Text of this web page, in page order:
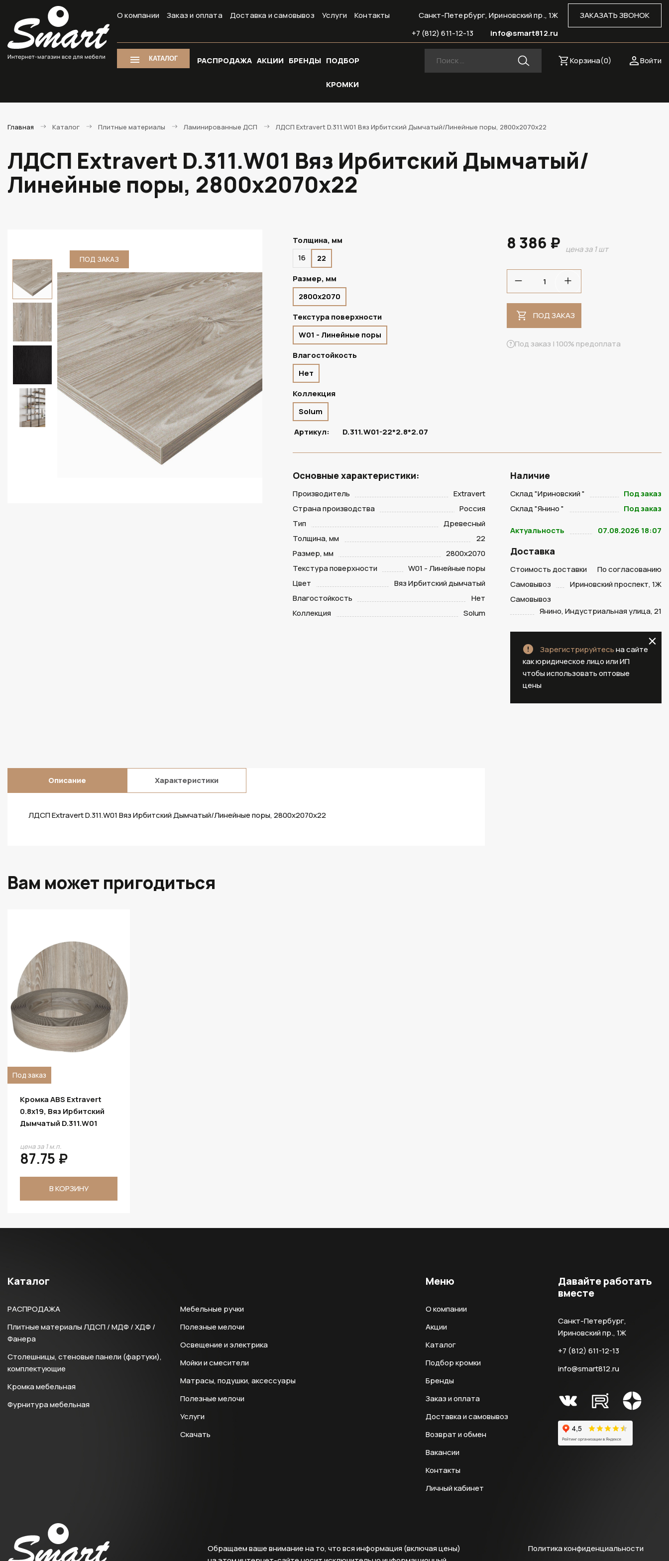
О компании Заказ и оплата Доставка и самовывоз Услуги Контакты ЗАКАЗАТЬ ЗВОНОК
Санкт-Петербург, Ириновский пр., 1Ж
info@smart812.ru
+7 (812) 611-12-13
КАТАЛОГ РАСПРОДАЖА АКЦИИ БРЕНДЫ ПОДБОР
КРОМКИ
Войти
Корзина(0)
Главная Каталог Плитные материалы Ламинированные ДСП ЛДСП Extravert D.311.W01 Вяз Ирбитский Дымчатый/Линейные поры, 2800х2070х22
ЛДСП Extravert D.311.W01 Вяз Ирбитский Дымчатый/
Линейные поры, 2800х2070х22
ПОД ЗАКАЗ ПОД ЗАКАЗ
Толщина, мм
16
22
Размер, мм
2800х2070
Текстура поверхности
W01 - Линейные поры
Влагостойкость
Нет
Коллекция
Solum
Артикул:
D.311.W01-22*2.8*2.07
8 386 ₽ цена за 1 шт
ПОД ЗАКАЗ
Под заказ | 100% предоплата
Основные характеристики:
Производитель
Extravert
Страна производства
Россия
Тип
Древесный
Толщина, мм
22
Размер, мм
2800х2070
Текстура поверхности
W01 - Линейные поры
Цвет
Вяз Ирбитский дымчатый
Влагостойкость
Нет
Коллекция
Solum
Наличие
Склад "Ириновский "
Под заказ
Склад "Янино "
Под заказ
Актуальность 07.08.2026 18:07
Доставка
Стоимость доставки
По согласованию
Самовывоз
Ириновский проспект, 1Ж
Самовывоз
Янино, Индустриальная улица, 21
Зарегистрируйтесьна сайте
как юридическое лицо или ИП
чтобы использовать оптовые
цены
Описание Характеристики
ЛДСП Extravert D.311.W01 Вяз Ирбитский Дымчатый/Линейные поры, 2800х2070х22
Вам может пригодиться
Под заказ
Кромка ABS Extravert
0.8х19, Вяз Ирбитский
Дымчатый D.311.W01
цена за 1 м.п.
87.75 ₽
В КОРЗИНУ
Каталог
РАСПРОДАЖА
Плитные материалы ЛДСП / МДФ / ХДФ /
Фанера
Столешницы, стеновые панели (фартуки),
комплектующие
Кромка мебельная
Фурнитура мебельная
Мебельные ручки
Полезные мелочи
Освещение и электрика
Мойки и смесители
Матрасы, подушки, аксессуары
Полезные мелочи
Услуги
Скачать
Меню
О компании
Акции
Каталог
Подбор кромки
Бренды
Заказ и оплата
Доставка и самовывоз
Возврат и обмен
Вакансии
Контакты
Личный кабинет
Давайте работать
вместе
Санкт-Петербург,
Ириновский пр., 1Ж
+7 (812) 611-12-13
info@smart812.ru
Политика конфиденциальности
Обращаем ваше внимание на то, что вся информация (включая цены)